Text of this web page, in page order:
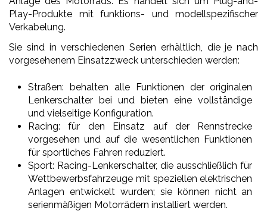
Play-Produkte mit funktions- und modellspezifischer
Verkabelung.
Sie sind in verschiedenen Serien erhältlich, die je nach
vorgesehenem Einsatzzweck unterschieden werden:
Straßen: behalten alle Funktionen der originalen
Lenkerschalter bei und bieten eine vollständige
und vielseitige Konfiguration.
Racing: für den Einsatz auf der Rennstrecke
vorgesehen und auf die wesentlichen Funktionen
für sportliches Fahren reduziert.
Sport: Racing-Lenkerschalter, die ausschließlich für
Wettbewerbsfahrzeuge mit speziellen elektrischen
Anlagen entwickelt wurden; sie können nicht an
serienmäßigen Motorrädern installiert werden.